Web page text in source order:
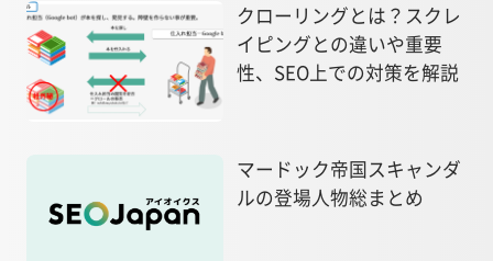
クローリングとは？スクレ
イピングとの違いや重要
性、SEO上での対策を解説
マードック帝国スキャンダ
ルの登場人物総まとめ